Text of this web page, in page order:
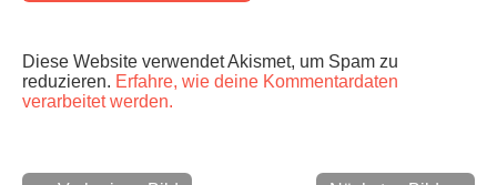
Diese Website verwendet Akismet, um Spam zu
reduzieren. Erfahre, wie deine Kommentardaten
verarbeitet werden.